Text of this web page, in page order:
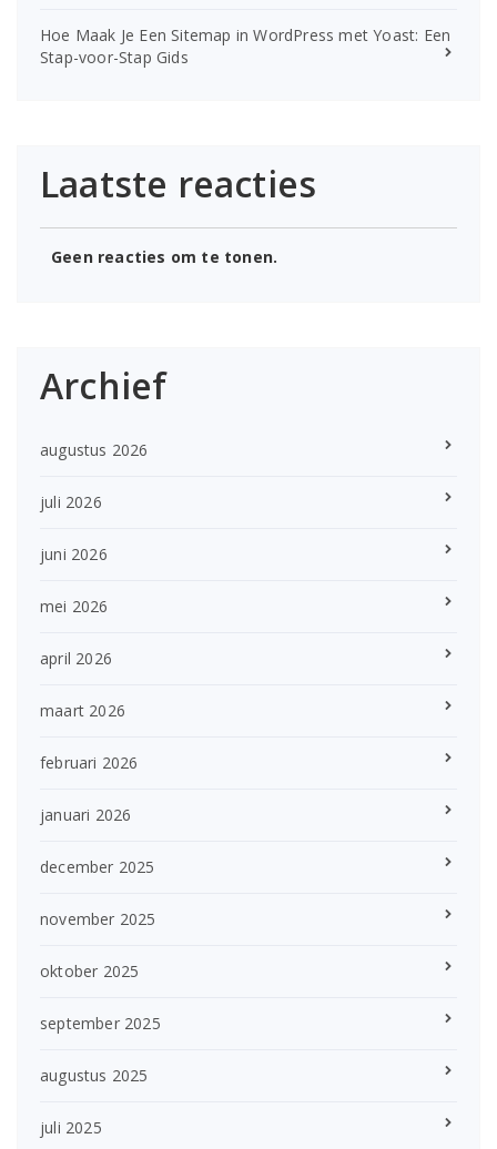
Hoe Maak Je Een Sitemap in WordPress met Yoast: Een
Stap-voor-Stap Gids
Laatste reacties
Geen reacties om te tonen.
Archief
augustus 2026
juli 2026
juni 2026
mei 2026
april 2026
maart 2026
februari 2026
januari 2026
december 2025
november 2025
oktober 2025
september 2025
augustus 2025
juli 2025